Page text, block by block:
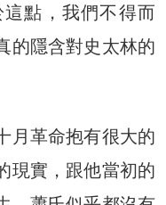
點，我們不得而
的隱含對史太林的
月革命抱有很大的
現實，跟他當初的